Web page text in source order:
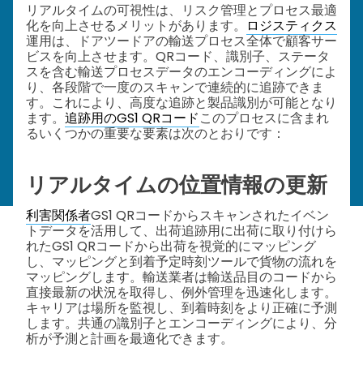
リアルタイムの可視性は、リスク管理とプロセス最適
化を向上させるメリットがあります。
ロジスティクス
運用は、ドアツードアの輸送プロセス全体で顧客サー
ビスを向上させます。QRコード、識別子、ステータ
スを含む輸送プロセスデータのエンコーディングによ
り、各段階で一度のスキャンで連続的に追跡できま
す。これにより、高度な追跡と製品識別が可能となり
ます。 追跡用のGS1 QRコードこのプロセスに含まれ
るいくつかの重要な要素は次のとおりです：
リアルタイムの位置情報の更新
利害関係者GS1 QRコードからスキャンされたイベン
トデータを活用して、出荷追跡用に出荷に取り付けら
れたGS1 QRコードから出荷を視覚的にマッピング
し、マッピングと到着予定時刻ツールで貨物の流れを
マッピングします。輸送業者は輸送品目のコードから
直接最新の状況を取得し、例外管理を迅速化します。
キャリアは場所を監視し、到着時刻をより正確に予測
します。共通の識別子とエンコーディングにより、分
析が予測と計画を最適化できます。